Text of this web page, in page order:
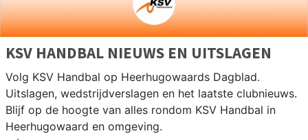
KSV HANDBAL NIEUWS EN UITSLAGEN
Volg KSV Handbal op Heerhugowaards Dagblad.
Uitslagen, wedstrijdverslagen en het laatste clubnieuws.
Blijf op de hoogte van alles rondom KSV Handbal in
Heerhugowaard en omgeving.